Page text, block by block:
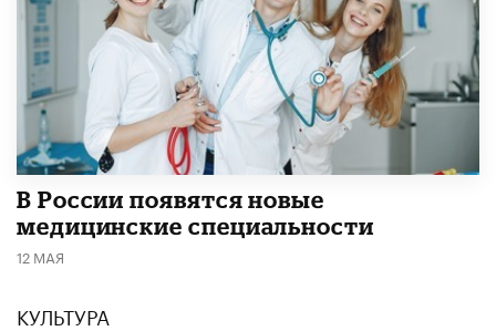
В России появятся новые
медицинские специальности
12 МАЯ
КУЛЬТУРА